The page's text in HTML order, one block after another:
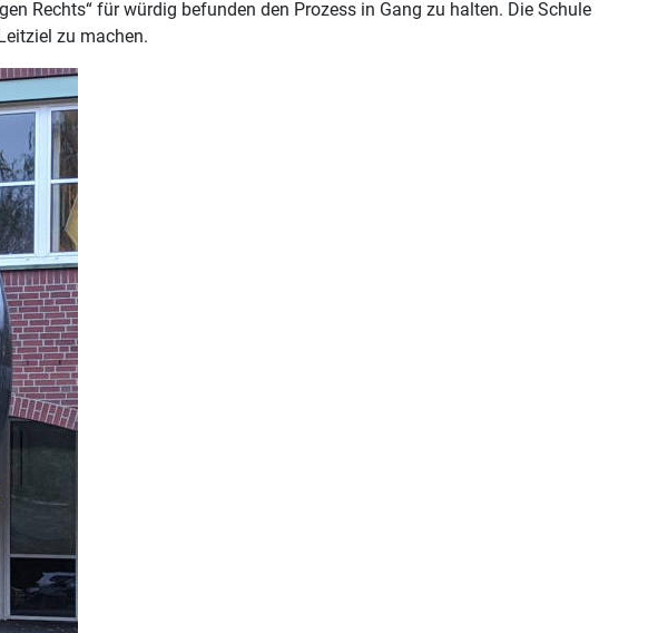
Rechts“ für würdig befunden den Prozess in Gang zu halten. Die Schule
zu machen.